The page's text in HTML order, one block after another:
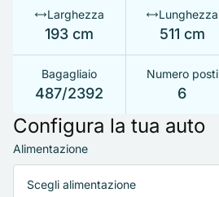
Larghezza
193 cm
Lunghezza
511 cm
Bagagliaio
487/2392
Numero posti
6
Configura la tua auto
Alimentazione